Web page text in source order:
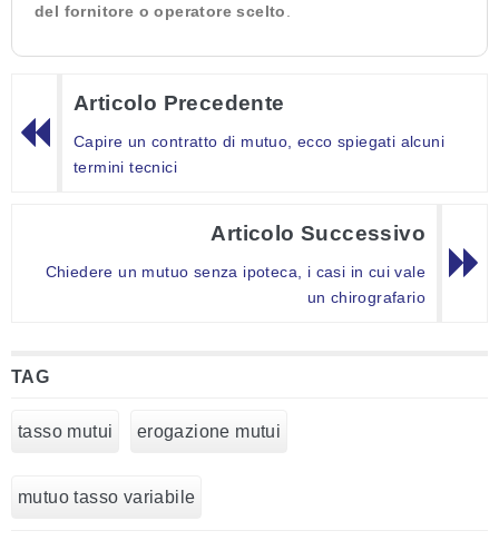
del fornitore o operatore scelto
Articolo Precedente
Capire un contratto di mutuo, ecco spiegati alcuni
termini tecnici
Articolo Successivo
Chiedere un mutuo senza ipoteca, i casi in cui vale
un chirografario
TAG
tasso mutui erogazione mutui
mutuo tasso variabile